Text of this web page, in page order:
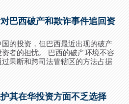
巴西破产和欺诈事件追回资
的投资，但巴西最近出现的破产
者的担忧。 巴西的破产环境不容
果断和跨司法管辖区的方法占据
其在华投资方面不乏选择